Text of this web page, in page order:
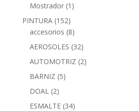
Mostrador (1)
PINTURA (152)
accesorios (8)
AEROSOLES (32)
AUTOMOTRIZ (2)
BARNIZ (5)
DOAL (2)
ESMALTE (34)